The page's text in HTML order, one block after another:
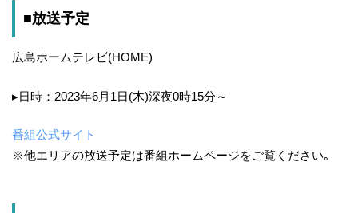
■放送予定
広島ホームテレビ(HOME)
▸日時：2023年6月1日(木)深夜0時15分～
番組公式サイト
※他エリアの放送予定は番組ホームページをご覧ください｡